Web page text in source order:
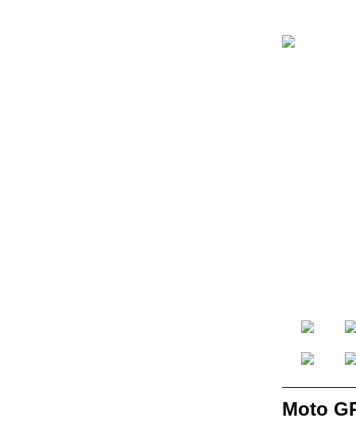
Moto